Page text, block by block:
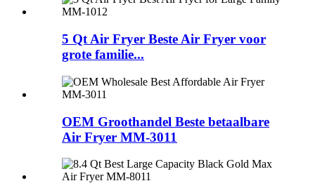
5 Qt Air Fryer Beste Air Fryer voor
grote familie...
OEM Groothandel Beste betaalbare
Air Fryer MM-3011